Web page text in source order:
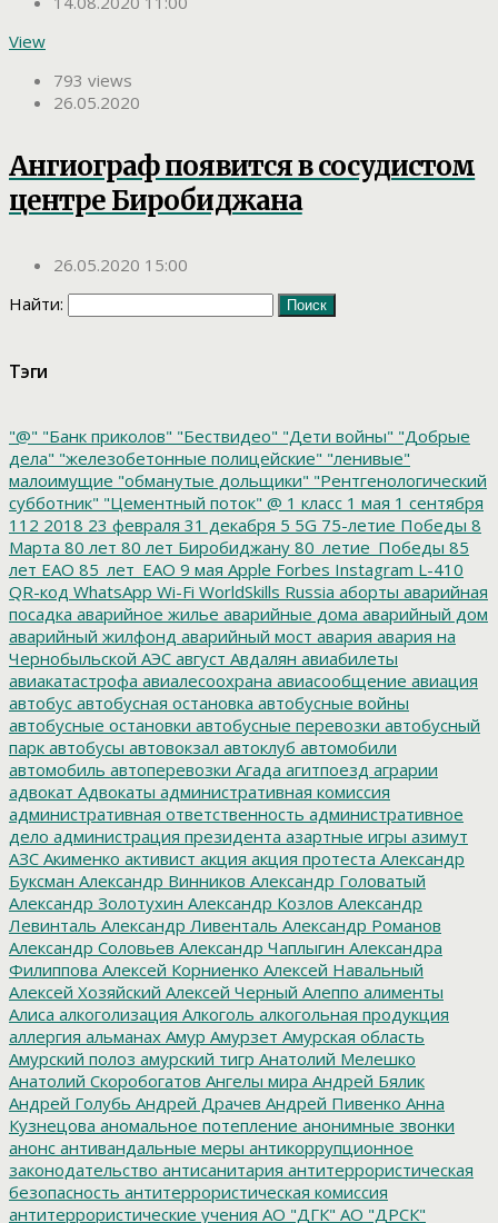
View
793 views
26.05.2020
Ангиограф появится в сосудистом
центре Биробиджана
26.05.2020 15:00
Найти:
Тэги
"@" "Банк приколов" "Бествидео" "Дети войны" "Добрые
дела" "железобетонные полицейские" "ленивые"
малоимущие "обманутые дольщики" "Рентгенологический
субботник" "Цементный поток" @ 1 класс 1 мая 1 сентября
112 2018 23 февраля 31 декабря 5 5G 75-летие Победы 8
Марта 80 лет 80 лет Биробиджану 80_летие_Победы 85
лет ЕАО 85_лет_ЕАО 9 мая Apple Forbes Instagram L-410
QR-код WhatsApp Wi-Fi WorldSkills Russia аборты аварийная
посадка аварийное жилье аварийные дома аварийный дом
аварийный жилфонд аварийный мост авария авария на
Чернобыльской АЭС август Авдалян авиабилеты
авиакатастрофа авиалесоохрана авиасообщение авиация
автобус автобусная остановка автобусные войны
автобусные остановки автобусные перевозки автобусный
парк автобусы автовокзал автоклуб автомобили
автомобиль автоперевозки Агада агитпоезд аграрии
адвокат Адвокаты административная комиссия
административная ответственность административное
дело администрация президента азартные игры азимут
АЗС Акименко активист акция акция протеста Александр
Буксман Александр Винников Александр Головатый
Александр Золотухин Александр Козлов Александр
Левинталь Александр Ливенталь Александр Романов
Александр Соловьев Александр Чаплыгин Александра
Филиппова Алексей Корниенко Алексей Навальный
Алексей Хозяйский Алексей Черный Алеппо алименты
Алиса алкоголизация Алкоголь алкогольная продукция
аллергия альманах Амур Амурзет Амурская область
Амурский полоз амурский тигр Анатолий Мелешко
Анатолий Скоробогатов Ангелы мира Андрей Бялик
Андрей Голубь Андрей Драчев Андрей Пивенко Анна
Кузнецова аномальное потепление анонимные звонки
анонс антивандальные меры антикоррупционное
законодательство антисанитария антитеррористическая
безопасность антитеррористическая комиссия
антитеррористические учения АО "ДГК" АО "ДРСК"